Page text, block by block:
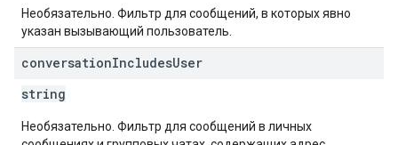
Необязательно. Фильтр для сообщений, в которых явно
указан вызывающий пользователь.
conversationIncludesUser
string
Необязательно. Фильтр для сообщений в личных